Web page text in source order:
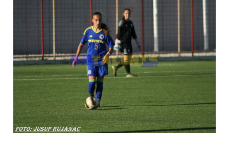
Politika
Zanimljivosti